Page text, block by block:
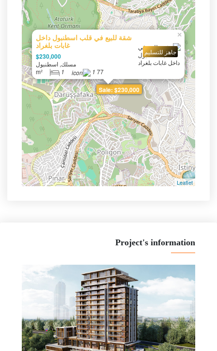
Sale: $230,000
جاهز للتسليم
شقة للبيع في قلب اسطنبول داخل
غابات بلغراد
$230,000
مسلك, اسطنبول
77 m²
1 1
×
Leaflet
Project's information